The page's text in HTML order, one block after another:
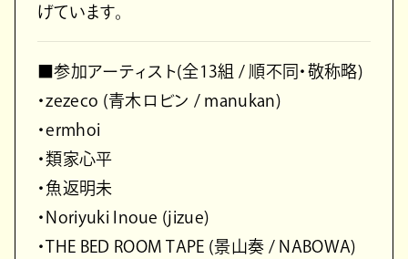
げています。
■参加アーティスト(全13組 / 順不同・敬称略)
・zezeco (青木ロビン / manukan)
・ermhoi
・類家心平
・魚返明未
・Noriyuki Inoue (jizue)
・THE BED ROOM TAPE (景山奏 / NABOWA)